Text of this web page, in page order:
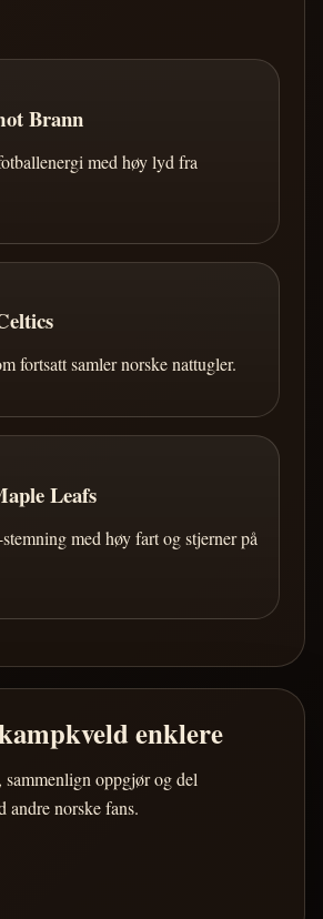
Brann
med høy lyd fra
fortsatt samler norske nattugler.
Leafs
med høy fart og stjerner på
enklere
oppgjør og del
andre norske fans.